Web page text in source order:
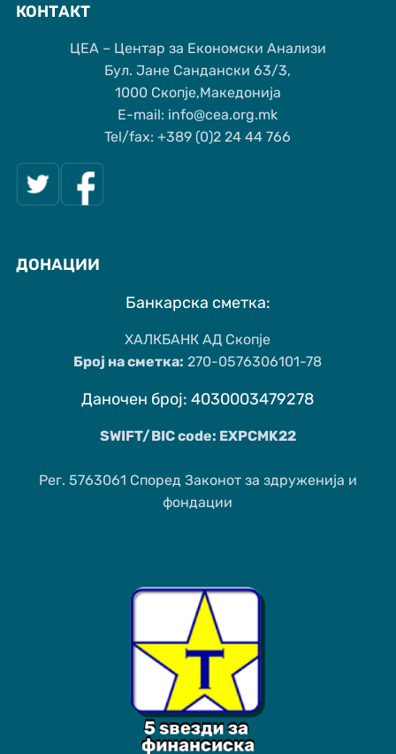
КОНТАКТ
ЦЕА – Центар за Економски Анализи
Бул. Јане Сандански 63/3,
1000 Скопје,Македонија
Е-mail: info@cea.org.mk
Tel/fax: +389 (0)2 24 44 766
ДОНАЦИИ
Банкарска сметка:
ХАЛКБАНК АД Скопје
Број на сметка: 270-0576306101-78
Даночен број: 4030003479278
SWIFT/BIC code: EXPCMK22
Рег. 5763061 Според Законот за здруженија и
фондации